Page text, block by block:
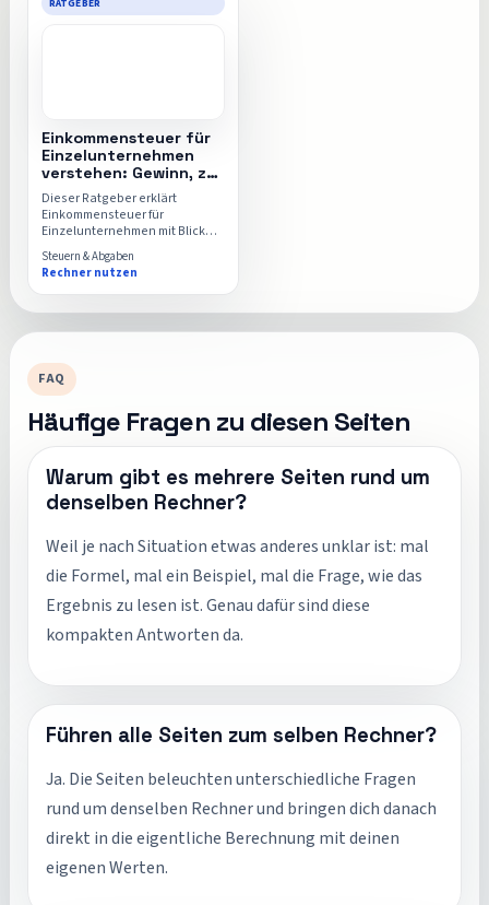
RATGEBER
Einkommensteuer für
Einzelunternehmen
verstehen: Gewinn, zvE
und Rechner
Dieser Ratgeber erklärt
Einkommensteuer für
Einzelunternehmen mit Blick
auf Gewinn, zvE,
Selbstständigkeit und
Freiberuflichkeit in
Deutschland. Danach kannst
du die Steuerlast gezielt
einschätzen.
Steuern & Abgaben
Rechner nutzen
FAQ
Häufige Fragen zu diesen Seiten
Warum gibt es mehrere Seiten rund um
denselben Rechner?
Weil je nach Situation etwas anderes unklar ist: mal
die Formel, mal ein Beispiel, mal die Frage, wie das
Ergebnis zu lesen ist. Genau dafür sind diese
kompakten Antworten da.
Führen alle Seiten zum selben Rechner?
Ja. Die Seiten beleuchten unterschiedliche Fragen
rund um denselben Rechner und bringen dich danach
direkt in die eigentliche Berechnung mit deinen
eigenen Werten.